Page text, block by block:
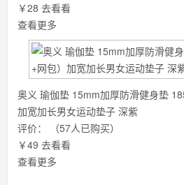
￥28 去看看
查看更多
奥义 瑜伽垫 15mm加厚防滑健身垫
加宽加长男女运动垫子 深紫
评价：
（57人已购买）
￥49 去看看
查看更多